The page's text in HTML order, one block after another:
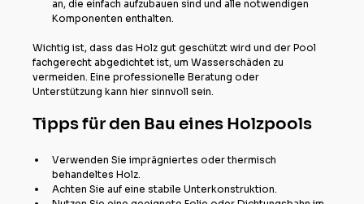
an, die einfach aufzubauen sind und alle notwendigen
Komponenten enthalten.
Wichtig ist, dass das Holz gut geschützt wird und der Pool
fachgerecht abgedichtet ist, um Wasserschäden zu
vermeiden. Eine professionelle Beratung oder
Unterstützung kann hier sinnvoll sein.
Tipps für den Bau eines Holzpools
Verwenden Sie imprägniertes oder thermisch
behandeltes Holz.
Achten Sie auf eine stabile Unterkonstruktion.